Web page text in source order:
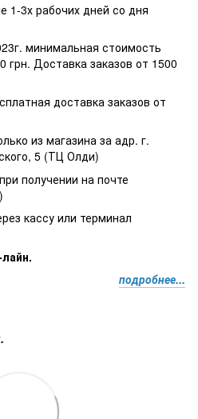
1-3х рабочих дней со дня
минимальная стоимость
грн. Доставка заказов от 1500
доставка заказов от
из магазина за адр. г.
5 (ТЦ Олди)
при получении на почте
кассу или терминал
подробнее...